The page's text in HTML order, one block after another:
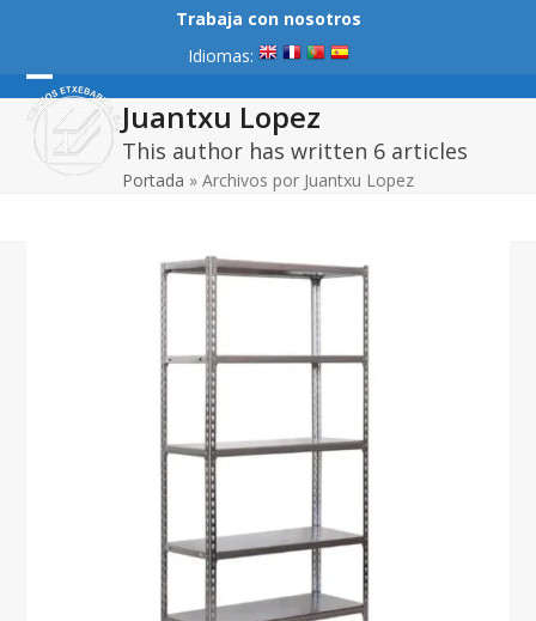
content
Trabaja con nosotros
Idiomas:
Open
mobile
Close
mobile
Juantxu Lopez
This author has written 6 articles
Portada »Archivos por Juantxu Lopez